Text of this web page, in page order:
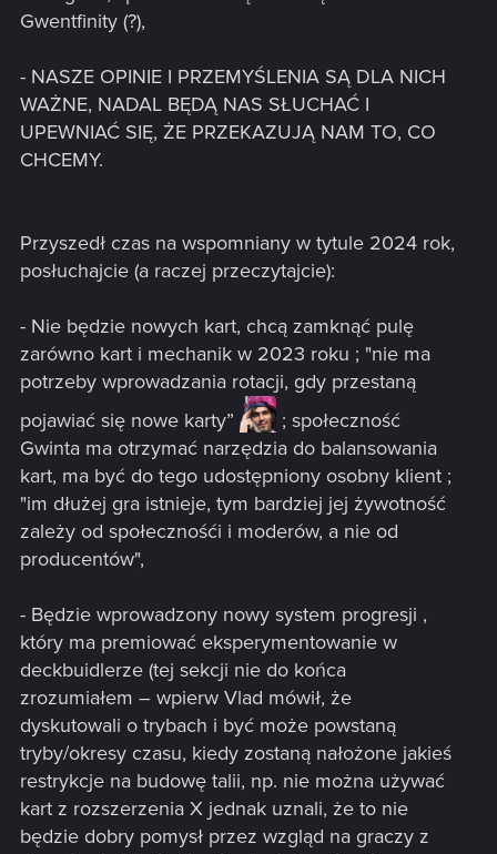
Gwentfinity (?),
- NASZE OPINIE I PRZEMYŚLENIA SĄ DLA NICH
WAŻNE, NADAL BĘDĄ NAS SŁUCHAĆ I
UPEWNIAĆ SIĘ, ŻE PRZEKAZUJĄ NAM TO, CO
CHCEMY.
Przyszedł czas na wspomniany w tytule 2024 rok,
posłuchajcie (a raczej przeczytajcie):
- Nie będzie nowych kart, chcą zamknąć pulę
zarówno kart i mechanik w 2023 roku ; "nie ma
potrzeby wprowadzania rotacji, gdy przestaną
pojawiać się nowe karty”
; społeczność
Gwinta ma otrzymać narzędzia do balansowania
kart, ma być do tego udostępniony osobny klient ;
"im dłużej gra istnieje, tym bardziej jej żywotność
zależy od społecznośći i moderów, a nie od
producentów",
- Będzie wprowadzony nowy system progresji ,
który ma premiować eksperymentowanie w
deckbuidlerze (tej sekcji nie do końca
zrozumiałem – wpierw Vlad mówił, że
dyskutowali o trybach i być może powstaną
tryby/okresy czasu, kiedy zostaną nałożone jakieś
restrykcje na budowę talii, np. nie można używać
kart z rozszerzenia X jednak uznali, że to nie
będzie dobry pomysł przez wzgląd na graczy z